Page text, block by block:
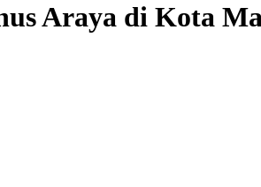
Araya di Kota